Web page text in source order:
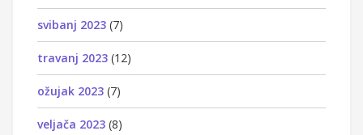
svibanj 2023 (7)
travanj 2023 (12)
ožujak 2023 (7)
veljača 2023 (8)